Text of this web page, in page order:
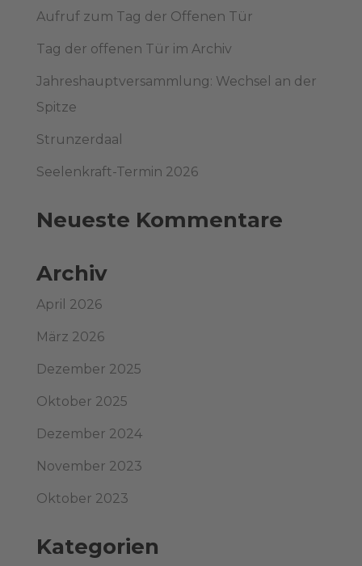
Aufruf zum Tag der Offenen Tür
Tag der offenen Tür im Archiv
Jahreshauptversammlung: Wechsel an der
Spitze
Strunzerdaal
Seelenkraft-Termin 2026
Neueste Kommentare
Archiv
April 2026
März 2026
Dezember 2025
Oktober 2025
Dezember 2024
November 2023
Oktober 2023
Kategorien